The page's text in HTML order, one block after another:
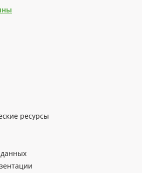
ресурсы